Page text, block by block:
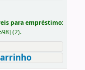
para empréstimo:
] (2).